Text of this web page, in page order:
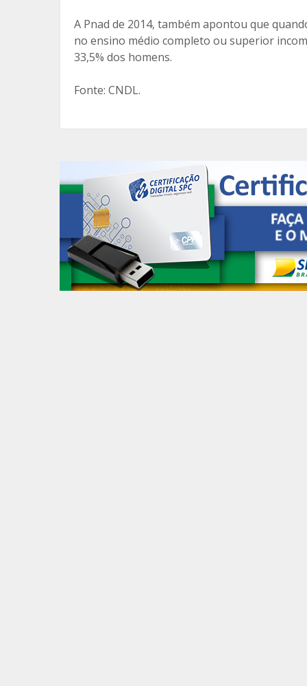
A Pnad de 2014, também apontou que
no ensino médio completo ou superior
33,5% dos homens.
Fonte: CNDL.